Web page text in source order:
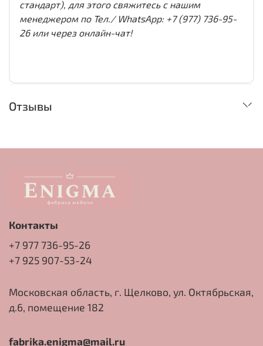
стандарт), для этого свяжитесь с нашим
менеджером по Тел./ WhatsApp: +7 (977) 736-95-
26 или через онлайн-чат!
Отзывы
Контакты
+7 977 736-95-26
+7 925 907-53-24
Московская область, г. Щелково, ул. Октябрьская,
д.6, помещение 182
fabrika.enigma@mail.ru